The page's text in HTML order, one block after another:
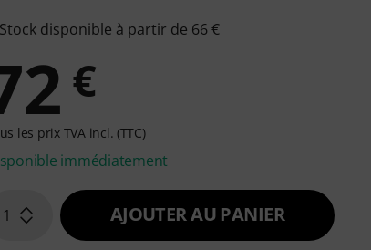
disponible à partir de 66 €
€
les prix TVA incl. (TTC)
immédiatement
1 AJOUTER AU PANIER